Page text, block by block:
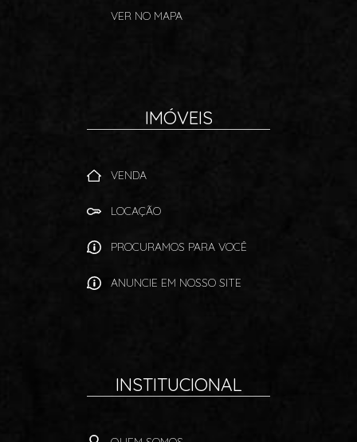
VER NO MAPA
IMÓVEIS
VENDA
LOCAÇÃO
PROCURAMOS PARA VOCÊ
ANUNCIE EM NOSSO SITE
INSTITUCIONAL